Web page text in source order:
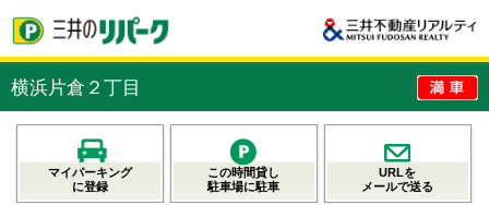
横浜片倉２丁目
マイパーキング
に登録
この時間貸し
駐車場に駐車
URLを
メールで送る